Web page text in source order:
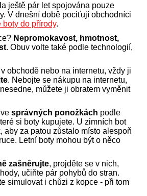
ještě pár let spojována pouze
V dnešní době pociťují obchodníci
boty do přírody.
Nepromokavost, hmotnost,
. Obuv volte také podle technologií,
obchodě nebo na internetu, vždy ji
. Nebojte se nákupu na internetu,
můžete ji obratem vyměnit
správných ponožkách podle
si boty kupujete. U zimních bot
aby za patou zůstalo místo alespoň
Letní boty mohou být o něco
zašněrujte, projděte se v nich,
učiňte pár pohybů do stran.
simulovat i chůzi z kopce - při tom